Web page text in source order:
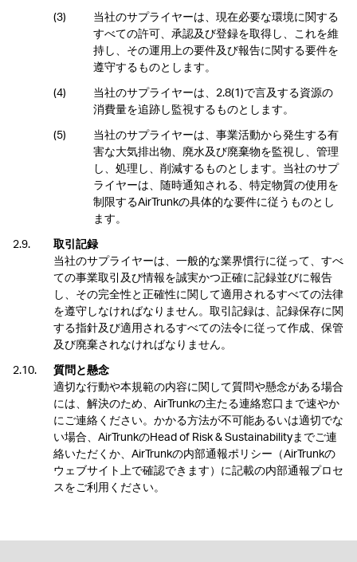
当社のサプライヤーは、現在必要な環境に関する
すべての許可、承認及び登録を取得し、これを維
持し、その運用上の要件及び報告に関する要件を
遵守するものとします。
当社のサプライヤーは、2.8(1)で言及する資源の
消費量を追跡し監視するものとします。
当社のサプライヤーは、事業活動から発生する有
害な大気排出物、廃水及び廃棄物を監視し、管理
し、処理し、削減するものとします。当社のサプ
ライヤーは、随時通知される、特定物質の使用を
制限するAirTrunkの具体的な要件に従うものとし
ます。
取引記録
当社のサプライヤーは、一般的な業界慣行に従って、すべ
ての事業取引及び情報を誠実かつ正確に記録並びに報告
し、その完全性と正確性に関して適用されるすべての法律
を遵守しなければなりません。取引記録は、記録保存に関
する指針及び適用されるすべての法令に従って作成、保管
及び廃棄されなければなりません。
質問と懸念
適切な行動や本規範の内容に関して質問や懸念がある場合
には、解決のため、AirTrunkの主たる連絡窓口まで速やか
にご連絡ください。かかる方法が不可能あるいは適切でな
い場合、AirTrunkのHead of Risk & Sustainabilityまでご連
絡いただくか、AirTrunkの内部通報ポリシー（AirTrunkの
ウェブサイト上で確認できます）に記載の内部通報プロセ
スをご利用ください。